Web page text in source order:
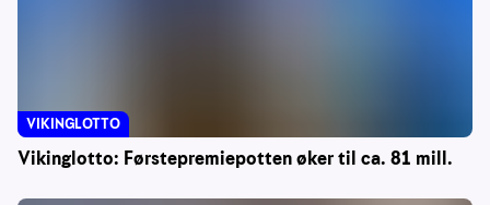
Vikinglotto: Førstepremiepotten øker til ca. 81 mill.
VIKINGLOTTO